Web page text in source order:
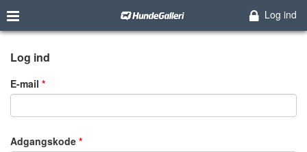
Log ind
Log ind
E-mail
Adgangskode